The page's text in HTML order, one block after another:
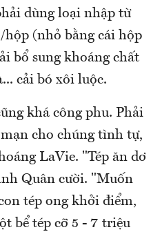
dùng loại nhập từ
(nhỏ bằng cái hộp
bổ sung khoáng chất
cải bó xôi luộc.
khá công phu. Phải
cho chúng tình tự,
LaVie. "Tép ăn dơ
Quân cười. "Muốn
tép ong khởi điểm,
bể tép cỡ 5 - 7 triệu